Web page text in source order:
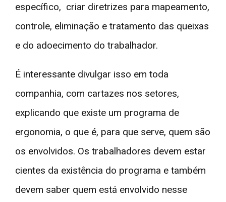
específico, criar diretrizes para mapeamento,
controle, eliminação e tratamento das queixas
e do adoecimento do trabalhador.
É interessante divulgar isso em toda
companhia, com cartazes nos setores,
explicando que existe um programa de
ergonomia, o que é, para que serve, quem são
os envolvidos. Os trabalhadores devem estar
cientes da existência do programa e também
devem saber quem está envolvido nesse